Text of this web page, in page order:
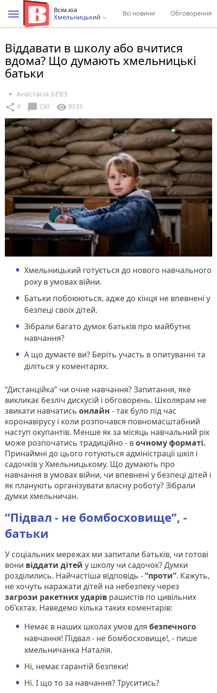
Всім.юа
Хмельницький
Всі новини Обговорення
Віддавати в школу або вчитися
вдома? Що думають хмельницькі
батьки
Анастасія БЕВЗ
share 4 chat_bubble 230 visibility 8333
Хмельницький готується до нового навчального
року в умовах війни.
Батьки побоюються, адже до кінця не впевнені у
безпеці своїх дітей.
Зібрали багато думок батьків про майбутнє
навчання?
А що думаєте ви? Беріть участь в опитуванні та
діліться у коментарях.
“Дистанційка” чи очне навчання? Запитання, яке
викликає безліч дискусій і обговорень. Школярам не
звикати навчатись онлайн - так було під час
коронавірусу і коли розпочався повномасштабний
наступ окупантів. Менше як за місяць навчальний рік
може розпочатись традиційно - вочному форматі.
Принаймні до цього готуються адміністрації шкіл і
садочків у Хмельницькому. Що думають про
навчання в умовах війни, чи впевнені у безпеці дітей і
як планують організувати власну роботу? Зібрали
думки хмельничан.
“Підвал - не бомбосховище”, -
батьки
У соціальних мережах ми запитали батьків, чи готові
вони віддати дітей у школу чи садочок? Думки
розділились. Найчастіша відповідь -“проти”. Кажуть,
не хочуть наражати дітей на небезпеку через
загрози ракетних ударів рашистів по цивільних
об’єктах. Наведемо кілька таких коментарів:
Немає в наших школах умов для безпечного
навчання! Підвал - не бомбосховище!, - пише
хмельничанка Наталія.
Ні, немає гарантій безпеки!
Ні. І що то за навчання? Труситись?